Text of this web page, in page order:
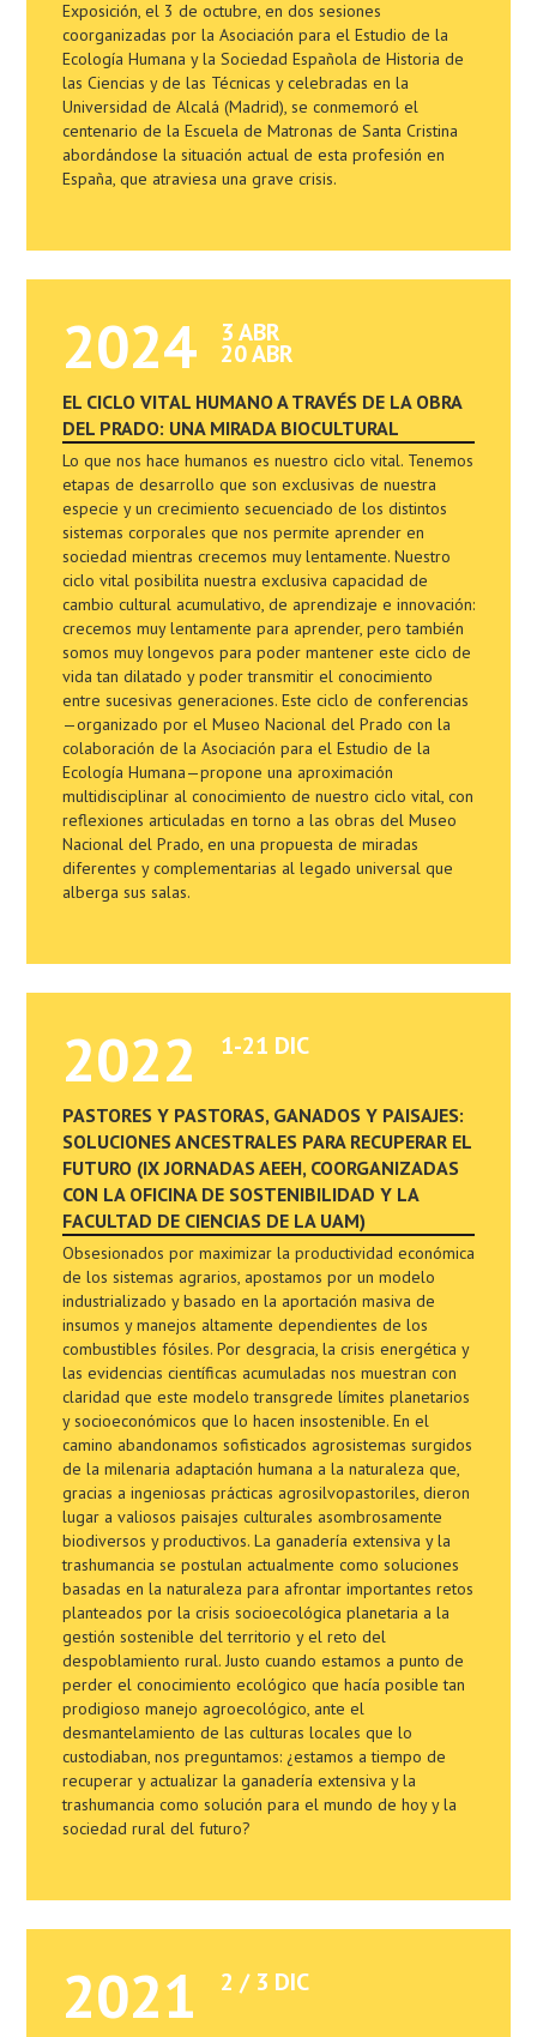
Exposición, el 3 de octubre, en dos sesiones
coorganizadas por la Asociación para el Estudio de la
Ecología Humana y la Sociedad Española de Historia de
las Ciencias y de las Técnicas y celebradas en la
Universidad de Alcalá (Madrid), se conmemoró el
centenario de la Escuela de Matronas de Santa Cristina
abordándose la situación actual de esta profesión en
España, que atraviesa una grave crisis.
2024 3 ABR
20 ABR
EL CICLO VITAL HUMANO A TRAVÉS DE LA OBRA
DEL PRADO: UNA MIRADA BIOCULTURAL
Lo que nos hace humanos es nuestro ciclo vital. Tenemos
etapas de desarrollo que son exclusivas de nuestra
especie y un crecimiento secuenciado de los distintos
sistemas corporales que nos permite aprender en
sociedad mientras crecemos muy lentamente. Nuestro
ciclo vital posibilita nuestra exclusiva capacidad de
cambio cultural acumulativo, de aprendizaje e innovación:
crecemos muy lentamente para aprender, pero también
somos muy longevos para poder mantener este ciclo de
vida tan dilatado y poder transmitir el conocimiento
entre sucesivas generaciones. Este ciclo de conferencias
—organizado por el Museo Nacional del Prado con la
colaboración de la Asociación para el Estudio de la
Ecología Humana—propone una aproximación
multidisciplinar al conocimiento de nuestro ciclo vital, con
reflexiones articuladas en torno a las obras del Museo
Nacional del Prado, en una propuesta de miradas
diferentes y complementarias al legado universal que
alberga sus salas.
2022 1-21 DIC
PASTORES Y PASTORAS, GANADOS Y PAISAJES:
SOLUCIONES ANCESTRALES PARA RECUPERAR EL
FUTURO (IX JORNADAS AEEH, COORGANIZADAS
CON LA OFICINA DE SOSTENIBILIDAD Y LA
FACULTAD DE CIENCIAS DE LA UAM)
Obsesionados por maximizar la productividad económica
de los sistemas agrarios, apostamos por un modelo
industrializado y basado en la aportación masiva de
insumos y manejos altamente dependientes de los
combustibles fósiles. Por desgracia, la crisis energética y
las evidencias científicas acumuladas nos muestran con
claridad que este modelo transgrede límites planetarios
y socioeconómicos que lo hacen insostenible. En el
camino abandonamos sofisticados agrosistemas surgidos
de la milenaria adaptación humana a la naturaleza que,
gracias a ingeniosas prácticas agrosilvopastoriles, dieron
lugar a valiosos paisajes culturales asombrosamente
biodiversos y productivos. La ganadería extensiva y la
trashumancia se postulan actualmente como soluciones
basadas en la naturaleza para afrontar importantes retos
planteados por la crisis socioecológica planetaria a la
gestión sostenible del territorio y el reto del
despoblamiento rural. Justo cuando estamos a punto de
perder el conocimiento ecológico que hacía posible tan
prodigioso manejo agroecológico, ante el
desmantelamiento de las culturas locales que lo
custodiaban, nos preguntamos: ¿estamos a tiempo de
recuperar y actualizar la ganadería extensiva y la
trashumancia como solución para el mundo de hoy y la
sociedad rural del futuro?
2021 2 / 3 DIC